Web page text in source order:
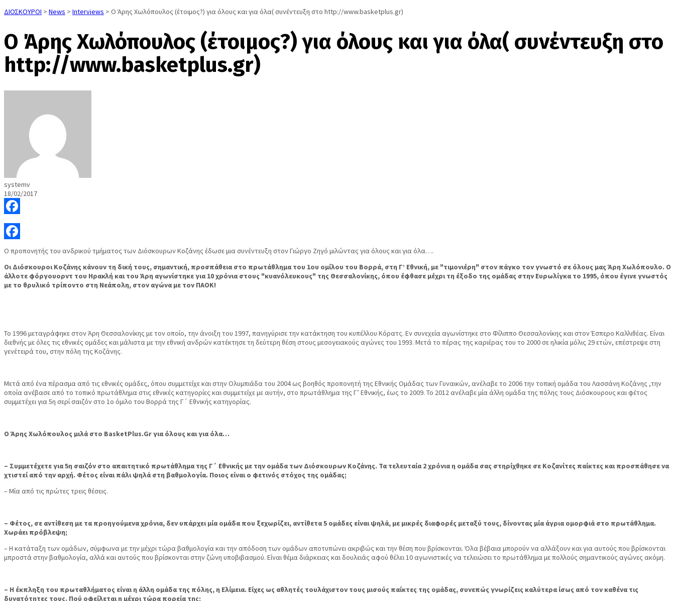
ΔΙΟΣΚΟΥΡΟΙ > News > Interviews > Ο Άρης Χωλόπουλος (έτοιμος?) για όλους και για όλα( συνέντευξη στο http://www.basketplus.gr)
Ο Άρης Χωλόπουλος (έτοιμος?) για όλους και για όλα( συνέντευξη στο
http://www.basketplus.gr)
systemv
18/02/2017
Facebook
Facebook
Ο προπονητής του ανδρικού τμήματος των Διόσκουρων Κοζάνης έδωσε μια συνέντευξη στον Γιώργο Ζηγό μιλώντας για όλους και για όλα….
Οι Διόσκουροι Κοζάνης κάνουν τη δική τους, σημαντική, προσπάθεια στο πρωτάθλημα του 1ου ομίλου του Βορρά, στη Γ’ Εθνική, με "τιμονιέρη" στον πάγκο τον γνωστό σε όλους μας Άρη Χωλόπουλο. Ο
άλλοτε φόργουορντ του Ηρακλή και του Άρη αγωνίστηκε για 10 χρόνια στους "κυανόλευκους" της Θεσσαλονίκης, όπου έφθασε μέχρι τη έξοδο της ομάδας στην Ευρωλίγκα το 1995, όπου έγινε γνωστός
με το θρυλικό τρίποντο στη Νεάπολη, στον αγώνα με τον ΠΑΟΚ!
Το 1996 μεταγράφηκε στον Άρη Θεσσαλονίκης με τον οποίο, την άνοιξη του 1997, πανηγύρισε την κατάκτηση του κυπέλλου Κόρατς. Εν συνεχεία αγωνίστηκε στο Φίλιππο Θεσσαλονίκης και στον Έσπερο Καλλιθέας. Είναι
διεθνής με όλες τις εθνικές ομάδες και μάλιστα με την εθνική ανδρών κατέκτησε τη δεύτερη θέση στους μεσογειακούς αγώνες του 1993. Μετά το πέρας της καριέρας του το 2000 σε ηλικία μόλις 29 ετών, επέστρεψε στη
γενέτειρά του, στην πόλη της Κοζάνης.
Μετά από ένα πέρασμα από τις εθνικές ομάδες, όπου συμμετείχε και στην Ολυμπιάδα του 2004 ως βοηθός προπονητή της Εθνικής Ομάδας των Γυναικών, ανέλαβε το 2006 την τοπική ομάδα του Λασσάνη Κοζάνης ,την
οποία ανέβασε από το τοπικό πρωτάθλημα στις εθνικές κατηγορίες και συμμετείχε με αυτήν, στο πρωτάθλημα της Γ’ Εθνικής, έως το 2009. Το 2012 ανέλαβε μία άλλη ομάδα της πόλης τους Διόσκουρους και φέτος
συμμετέχει για 5η σερί σαιζόν στο 1ο όμιλο του Βορρά της Γ΄ Εθνικής κατηγορίας.
Ο Άρης Χωλόπουλος μιλά στο BasketPlus.Gr για όλους και για όλα…
– Συμμετέχετε για 5η σαιζόν στο απαιτητικό πρωτάθλημα της Γ΄ Εθνικής με την ομάδα των Διόσκουρων Κοζάνης. Τα τελευταία 2 χρόνια η ομάδα σας στηρίχθηκε σε Κοζανίτες παίκτες και προσπάθησε να
χτιστεί από την αρχή. Φέτος είναι πάλι ψηλά στη βαθμολογία. Ποιος είναι ο φετινός στόχος της ομάδας;
– Μία από τις πρώτες τρεις θέσεις.
– Φέτος, σε αντίθεση με τα προηγούμενα χρόνια, δεν υπάρχει μία ομάδα που ξεχωρίζει, αντίθετα 5 ομάδες είναι ψηλά, με μικρές διαφορές μεταξύ τους, δίνοντας μία άγρια ομορφιά στο πρωτάθλημα.
Χωράει πρόβλεψη;
– Η κατάταξη των ομάδων, σύμφωνα με την μέχρι τώρα βαθμολογία και την απόδοση των ομάδων αποτυπώνει ακριβώς και την θέση που βρίσκονται. Όλα βέβαια μπορούν να αλλάξουν και για αυτούς που βρίσκονται
μπροστά στην βαθμολογία, αλλά και αυτούς που βρίσκονται στην ζώνη υποβιβασμού. Είναι θέμα διάρκειας και δουλειάς αφού θέλει 10 αγωνιστικές να τελειώσει το πρωτάθλημα με πολλούς σημαντικούς αγώνες ακόμη.
– Η έκπληξη του πρωταθλήματος είναι η άλλη ομάδα της πόλης, η Ελίμεια. Είχες ως αθλητές τουλάχιστον τους μισούς παίκτες της ομάδας, συνεπώς γνωρίζεις καλύτερα ίσως από τον καθένα τις
δυνατότητες τους. Πού οφείλεται η μέχρι τώρα πορεία της;